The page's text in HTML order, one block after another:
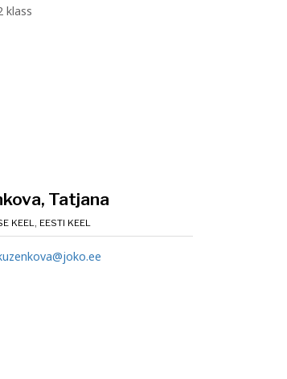
klass
Tatjana
KEEL, EESTI KEEL